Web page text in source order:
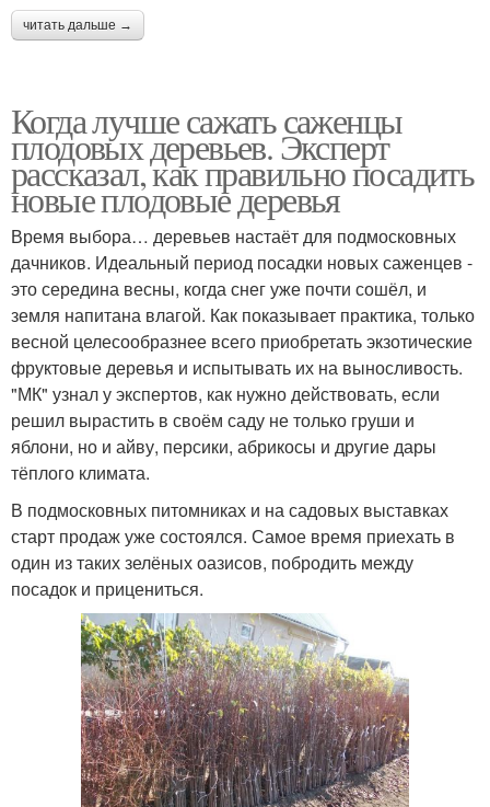
читать дальше →
Когда лучше сажать саженцы
плодовых деревьев. Эксперт
рассказал, как правильно посадить
новые плодовые деревья
Время выбора… деревьев настаёт для подмосковных
дачников. Идеальный период посадки новых саженцев -
это середина весны, когда снег уже почти сошёл, и
земля напитана влагой. Как показывает практика, только
весной целесообразнее всего приобретать экзотические
фруктовые деревья и испытывать их на выносливость.
"МК" узнал у экспертов, как нужно действовать, если
решил вырастить в своём саду не только груши и
яблони, но и айву, персики, абрикосы и другие дары
тёплого климата.
В подмосковных питомниках и на садовых выставках
старт продаж уже состоялся. Самое время приехать в
один из таких зелёных оазисов, побродить между
посадок и прицениться.